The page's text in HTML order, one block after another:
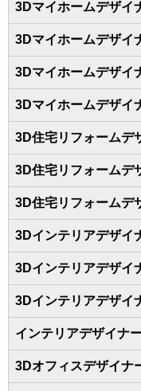
3Dマイホームデザイ
3Dマイホームデザイ
3Dマイホームデザイ
3Dマイホームデザイ
3D住宅リフォームデ
3D住宅リフォームデ
3D住宅リフォームデ
3Dインテリアデザイ
3Dインテリアデザイ
3Dインテリアデザイ
インテリアデザイナ
3Dオフィスデザイ